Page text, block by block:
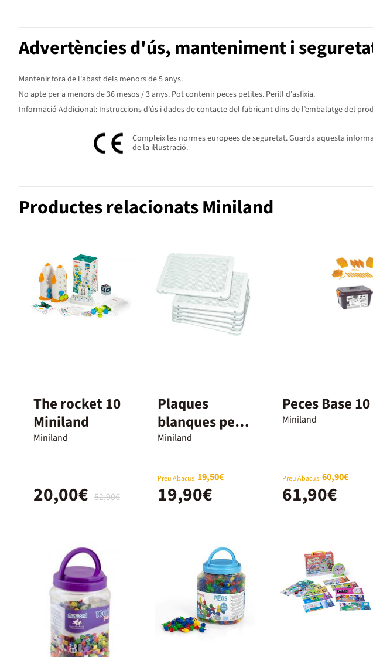
Advertències d'ús, manteniment i
Mantenir fora de l'abast dels menors de 5 anys.
No apte per a menors de 36 mesos / 3 anys. Pot contenir peces petites. Perill d'asfíxia.
Informació Addicional: Instruccions d’ús i dades de contacte del fabricant dins de l’embalatge del
Compleix les normes europees de seguretat. Guarda aquesta
de la il·lustració.
Productes relacionats Miniland
The rocket 10
Miniland
Miniland
52,90€
20,00€
Plaques
blanques per a
pius
Miniland
Preu Abacus 19,50€
19,90€
Peces Base 10
Miniland
Preu Abacus 60,90€
61,90€